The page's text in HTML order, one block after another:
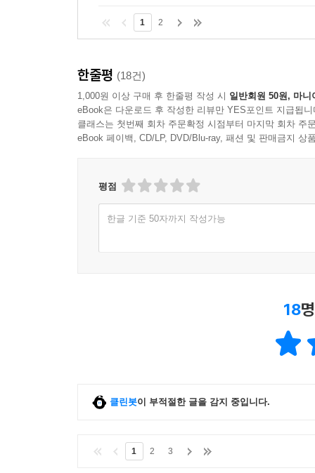
Unit 11 회사 및 제품 소개 패턴
101 弊社は～ 저희 회사는 ~ | 회사 소개하기
103 ～を持っています。 ~을(를) 가지고 있습니다
104 ～を生産しています。 ~을(를) 생산하고 있습
105 ～シェアを占めています。 ~을(를) 차지하고
106 この製品は～ 이 제품은 ~ | 제품 설명하기
107 ～が使われています。 ~이(가) 사용되었습니
109 ～機能がついています。 ~기능이 있습니다. |
110 ～サ?ビスを行っています。 ~서비스를 하고
111 ～に優れています。 ~이(가) 뛰어납니다. | 우
114 プレゼンをさせていただく～ 프레젠테이션
115 今日お話するのは～ 오늘 말씀드릴 내용은 ~ |
119 次は～ 다음은 ~ | 다음으로 넘어가기
1 2
한줄평 (18건)
1,000원 이상 구매 후 한줄평 작성 시 일반회원 50원, 마니
eBook은 다운로드 후 작성한 리뷰만 YES포인트 지급됩니
클래스는 첫번째 회차 주문확정 시점부터 마지막 회차 주
eBook 페이백, CD/LP, DVD/Blu-ray, 패션 및 판매금지 상
평점
한글 기준 50자까지 작성가능
18
클린봇이 부적절한 글을 감지 중입니다.
1 2 3